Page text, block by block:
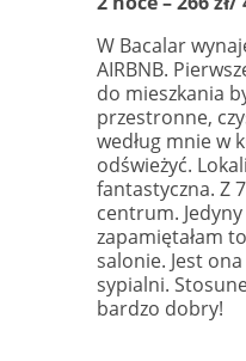
W Bacalar
AIRBNB.
do mieszkania
przestronne,
według mnie w
odświeżyć.
fantastyczna. Z
centrum.
zapamiętałam
salonie. Jest
sypialni.
bardzo dobry!